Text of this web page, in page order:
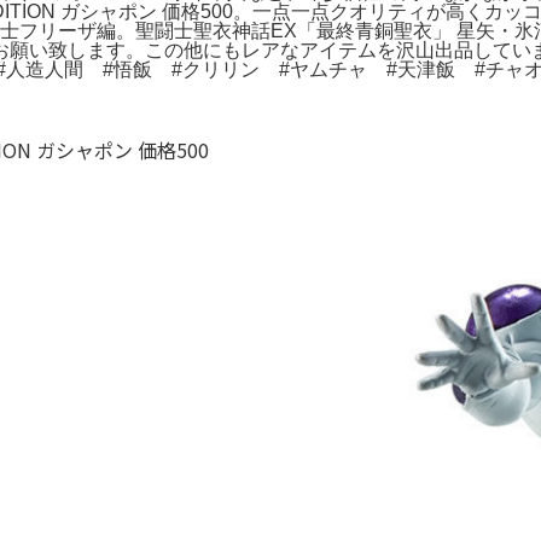
ガシャポン 価格500。一点一点クオリティが高くカッ
フリーザ編。聖闘士聖衣神話EX「最終青銅聖衣」 星矢・
願い致します。この他にもレアなアイテムを沢山出品し
造人間 #悟飯 #クリリン #ヤムチャ #天津飯 #チャ